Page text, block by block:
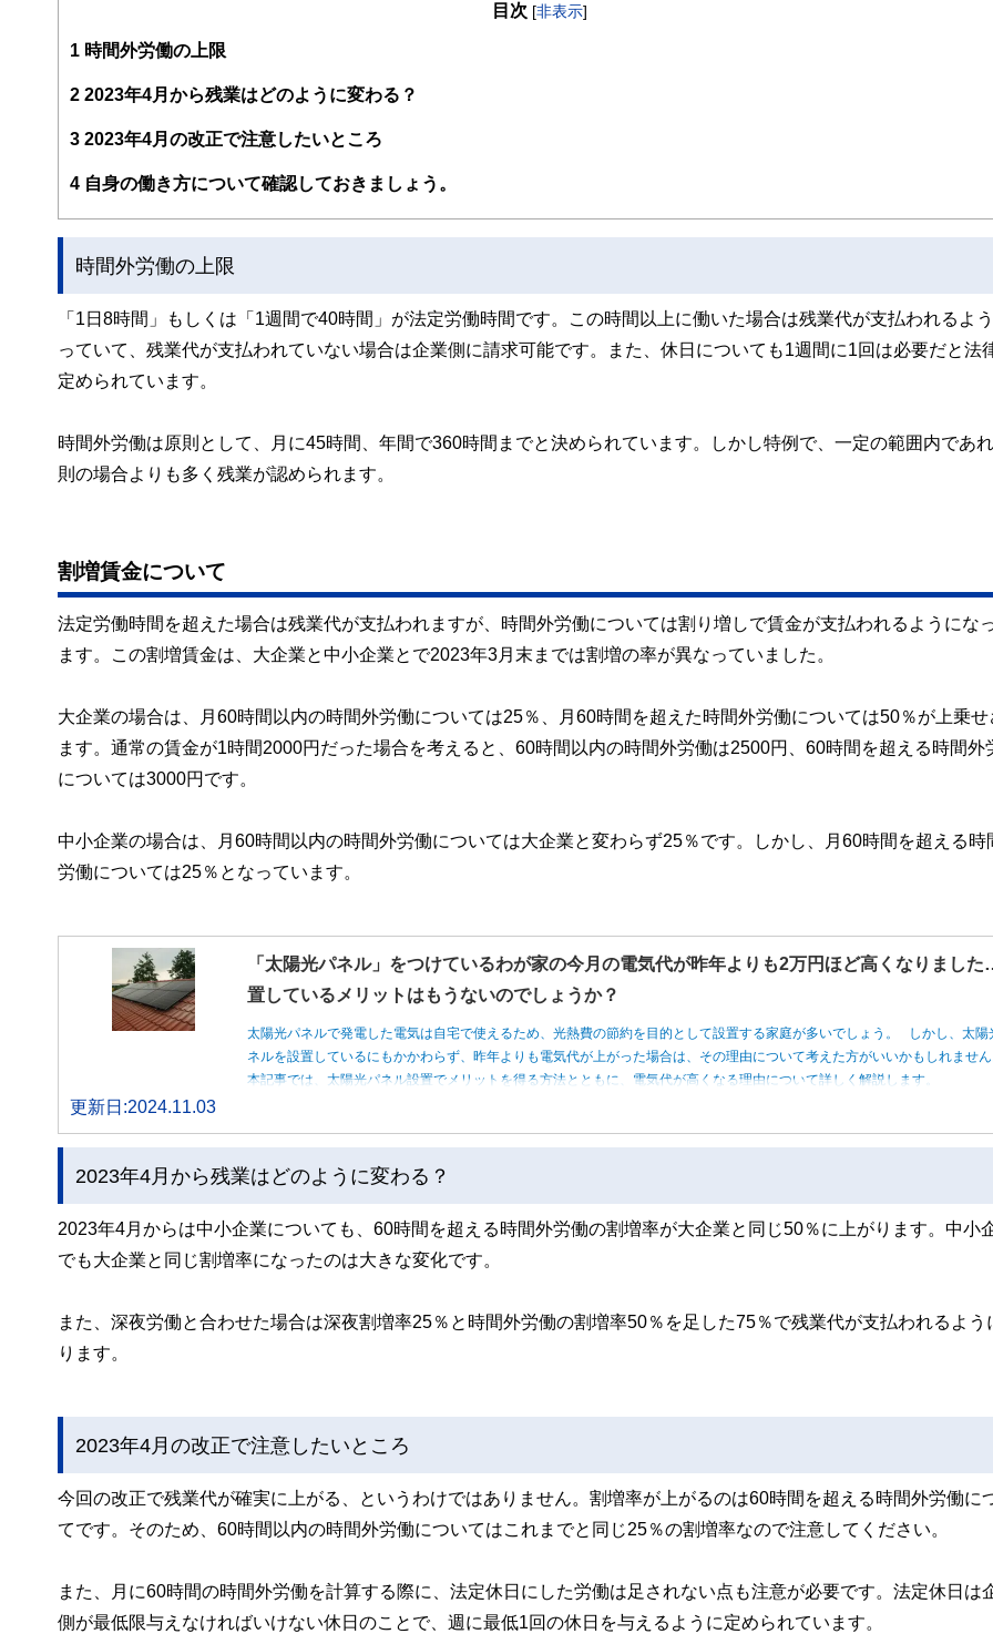
案から記事掲載まですべての工程に関わることで、読者目線のコンテンツを追求しています。
FinancialFieldの特徴は、ファイナンシャルプランナー、弁護士、税理士、宅地建物取引士、相続診断士、住宅ローンアドバイザー、DCプラン
ー、公認会計士、社会保険労務士、行政書士、投資アナリスト、キャリアコンサルタントなど150名以上の有資格者を執筆者・監修者として迎
と、読み応えのあるコンテンツと確かな情報発信を実現しています。
私たちは、快適でより良い生活のアイデアを提供するお金のコンシェルジュを目指します。
目次 [非表示]
1 時間外労働の上限
2 2023年4月から残業はどのように変わる？
3 2023年4月の改正で注意したいところ
4 自身の働き方について確認しておきましょう。
時間外労働の上限
「1日8時間」もしくは「1週間で40時間」が法定労働時間です。この時間以上に働いた場合は残業代が支払われるよ
っていて、残業代が支払われていない場合は企業側に請求可能です。また、休日についても1週間に1回は必要だと法
定められています。
時間外労働は原則として、月に45時間、年間で360時間までと決められています。しかし特例で、一定の範囲内であ
則の場合よりも多く残業が認められます。
割増賃金について
法定労働時間を超えた場合は残業代が支払われますが、時間外労働については割り増しで賃金が支払われるようにな
ます。この割増賃金は、大企業と中小企業とで2023年3月末までは割増の率が異なっていました。
大企業の場合は、月60時間以内の時間外労働については25％、月60時間を超えた時間外労働については50％が上乗せ
ます。通常の賃金が1時間2000円だった場合を考えると、60時間以内の時間外労働は2500円、60時間を超える時間外
については3000円です。
中小企業の場合は、月60時間以内の時間外労働については大企業と変わらず25％です。しかし、月60時間を超える時
労働については25％となっています。
「太陽光パネル」をつけているわが家の今月の電気代が昨年よりも2万円ほど高くなりまし
置しているメリットはもうないのでしょうか？
太陽光パネルで発電した電気は自宅で使えるため、光熱費の節約を目的として設置する家庭が多いでしょう。 しかし、太陽
ネルを設置しているにもかかわらず、昨年よりも電気代が上がった場合は、その理由について考えた方がいいかもしれませ
本記事では、太陽光パネル設置でメリットを得る方法とともに、電気代が高くなる理由について詳しく解説します。
更新日:2024.11.03
2023年4月から残業はどのように変わる？
2023年4月からは中小企業についても、60時間を超える時間外労働の割増率が大企業と同じ50％に上がります。中小
でも大企業と同じ割増率になったのは大きな変化です。
また、深夜労働と合わせた場合は深夜割増率25％と時間外労働の割増率50％を足した75％で残業代が支払われるよう
ります。
2023年4月の改正で注意したいところ
今回の改正で残業代が確実に上がる、というわけではありません。割増率が上がるのは60時間を超える時間外労働に
てです。そのため、60時間以内の時間外労働についてはこれまでと同じ25％の割増率なので注意してください。
また、月に60時間の時間外労働を計算する際に、法定休日にした労働は足されない点も注意が必要です。法定休日は
側が最低限与えなければいけない休日のことで、週に最低1回の休日を与えるように定められています。